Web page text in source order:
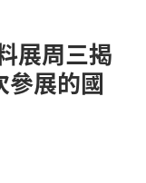
展周三揭
參展的國